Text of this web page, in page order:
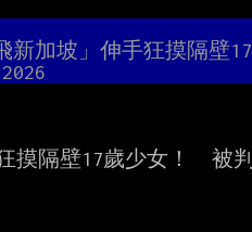
加坡」伸手狂摸隔壁17
摸隔壁17歲少女！　被